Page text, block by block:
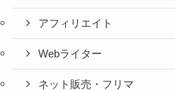
アフィリエイト
Webライター
ネット販売・フリマ